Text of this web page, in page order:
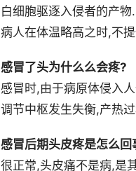
白细胞驱逐入侵者的产
病人在体温略高之时,不
感冒了头为什么么会疼?
感冒时,由于病原体侵入
调节中枢发生失衡,产热
感冒后期头皮疼是怎么回
很正常,头皮痛不是病,是